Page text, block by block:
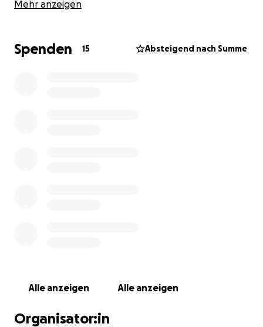
ständig, doch meine derzeitige
kleine Backstube aufbauen, um dieses seltene
Handwerk langfristig erhalten zu können.
Mehr anzeigen
Spenden 15 Absteigend nach Summe
Alle anzeigen Alle anzeigen
Organisator:in